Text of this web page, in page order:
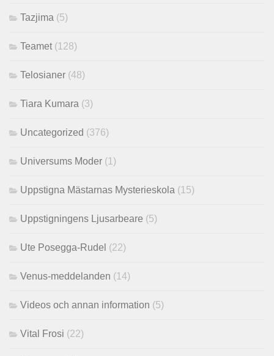
Tazjima (5)
Teamet (128)
Telosianer (48)
Tiara Kumara (3)
Uncategorized (376)
Universums Moder (1)
Uppstigna Mästarnas Mysterieskola (15)
Uppstigningens Ljusarbeare (5)
Ute Posegga-Rudel (22)
Venus-meddelanden (14)
Videos och annan information (5)
Vital Frosi (22)